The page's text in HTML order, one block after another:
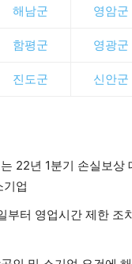
해남군 영암군
함평군 영광군
진도군 신안군
22년 1분기 손실보상
기업
부터 영업시간 제한 조